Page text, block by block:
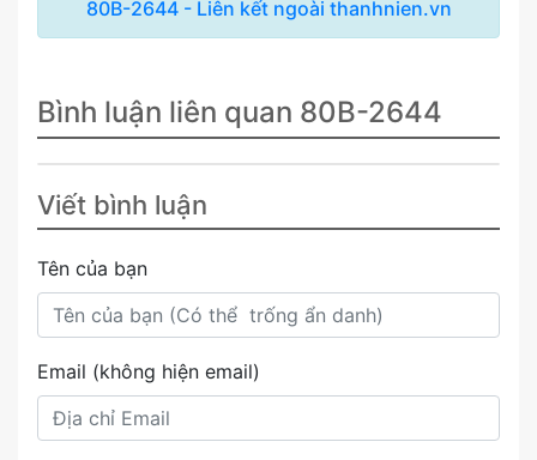
80B-2644 - Liên kết ngoài thanhnien.vn
Bình luận liên quan 80B-2644
Viết bình luận
Tên của bạn
Email (không hiện email)